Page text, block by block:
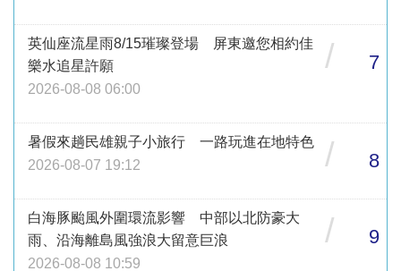
英仙座流星雨8/15璀璨登場 屏東邀您相約佳
樂水追星許願
2026-08-08 06:00
/ 7
暑假來趟民雄親子小旅行 一路玩進在地特色
2026-08-07 19:12
/ 8
白海豚颱風外圍環流影響 中部以北防豪大
雨、沿海離島風強浪大留意巨浪
2026-08-08 10:59
/ 9